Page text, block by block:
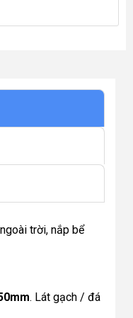
trời, nắp bể
. Lát gạch / đá